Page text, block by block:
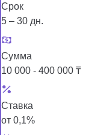
Срок
5 – 30 дн.
Сумма
10 000 - 400 000 ₸
Ставка
от 0,1%